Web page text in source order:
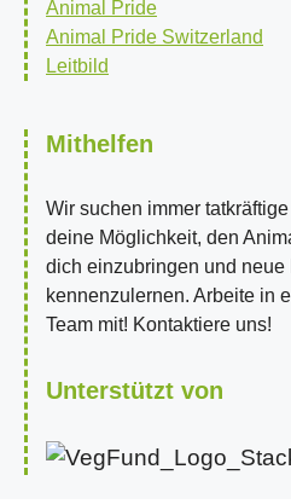
Animal Pride
Animal Pride Switzerland
Leitbild
Mithelfen
Wir suchen immer
deine Möglichkeit, den
dich einzubringen und neue
kennenzulernen. Arbeite in
Team mit! Kontaktiere uns!
Unterstützt von